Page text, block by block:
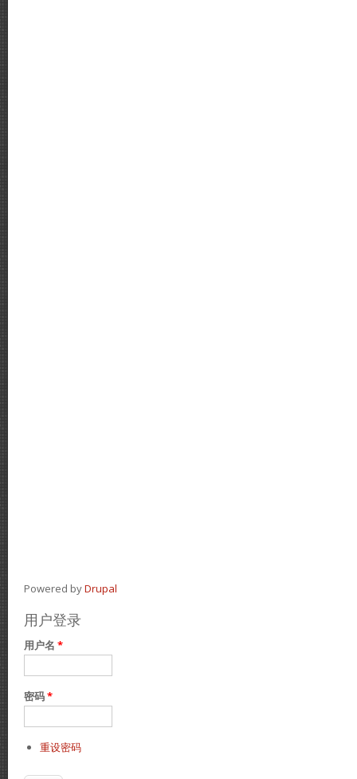
Powered byDrupal
用户登录
用户名 *
密码*
重设密码